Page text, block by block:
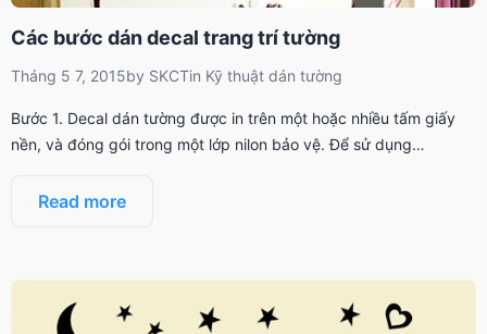
Các bước dán decal trang trí tường
Tháng 5 7, 2015by SKCTin Kỹ thuật dán tường
Bước 1. Decal dán tường được in trên một hoặc nhiều tấm giấy
nền, và đóng gói trong một lớp nilon bảo vệ. Để sử dụng…
Read more